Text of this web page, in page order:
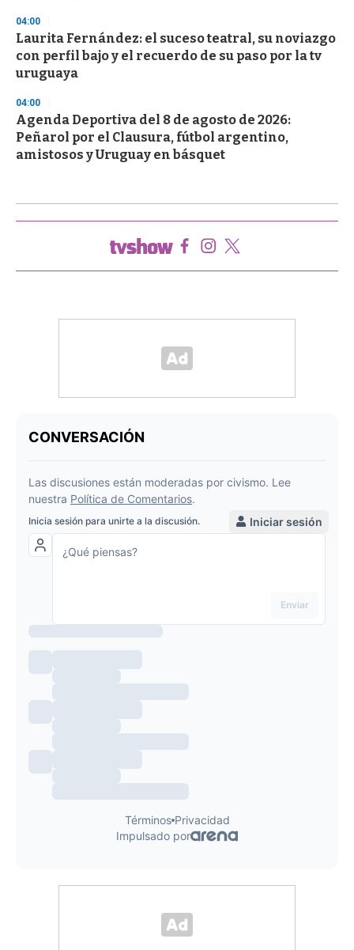
04:00
Laurita Fernández: el suceso teatral, su noviazgo
con perfil bajo y el recuerdo de su paso por la tv
uruguaya
04:00
Agenda Deportiva del 8 de agosto de 2026:
Peñarol por el Clausura, fútbol argentino,
amistosos y Uruguay en básquet